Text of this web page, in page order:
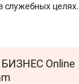
служебных целях.
БИЗНЕС Online